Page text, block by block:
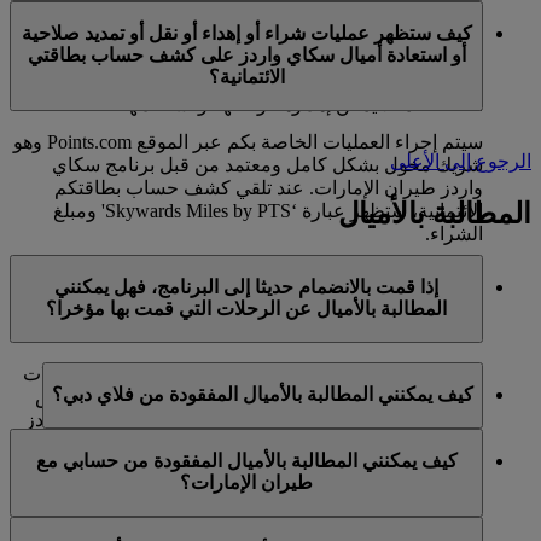
يستخدمون حسابا شخصيا في برنامج سكاي واردز لطيران
الإمارات ولا تنطبق على حسابات برنامج العائلة. وهذا يعني أنه
لا يمكن شراء أميال سكاي واردز إضافية لحسابات برنامج
العائلة، كما لا يمكن إهداؤها أو نقلها أو استعادتها.
كيف ستظهر عمليات شراء أو إهداء أو نقل أو تمديد صلاحية
أو استعادة أميال سكاي واردز على كشف حساب بطاقتي
الائتمانية؟
سيتم إجراء العمليات الخاصة بكم عبر الموقع Points.com وهو
شريك مخول بشكل كامل ومعتمد من قبل برنامج سكاي
واردز طيران الإمارات. عند تلقي كشف حساب بطاقتكم
الائتمانية، ستظهر عبارة ‘Skywards Miles by PTS' ومبلغ
الشراء.
يرجى زيارة هذهالصفحة للحصول على المزيد من المعلومات.
الرجوع إلى الأعلى
المطالبة بالأميال
إذا قمت بالانضمام حديثا إلى البرنامج، فهل يمكنني
المطالبة بالأميال عن الرحلات التي قمت بها مؤخرا؟
نعم، يمكن للأعضاء الجدد المطالبة بالأميال بالنسبة للرحلات
التي تم القيام بها مع طيران الإمارات وفلاي دبي وكوانتاس
قبل ما يصل إلى شهرين من تاريخ التسجيل في سكاي واردز
ومع ذلك، فإن أي معاملات أخرى، مثل الرحلات مع الخطوط
كيف يمكنني المطالبة بالأميال المفقودة من فلاي دبي؟
تسجيل الدخول وإرسال مطالبة عبر الإنترنت على الموقع
كيف يمكنني المطالبة بالأميال المفقودة من حسابي مع
طيران الإمارات؟